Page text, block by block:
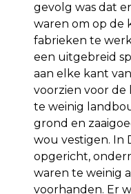
gevolg was dat
waren om op de
fabrieken te
een uitgebreid
aan elke kant
voorzien voor
te weinig
grond en
wou vestigen. In
opgericht,
waren te weinig
voorhanden. Er